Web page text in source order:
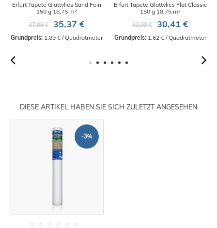
Erfurt Tapete Glattvlies Sand Fein
150 g 18,75 m²
37,99 €
35,37 €
Grundpreis: 1,89 € / Quadratmeter
Erfurt Tapete Glattvlies Flat Classic
150 g 18,75 m²
32,99 €
30,41 €
Grundpreis: 1,62 € / Quadratmeter
DIESE ARTIKEL HABEN SIE SICH ZULETZT ANGESEHEN
-3%